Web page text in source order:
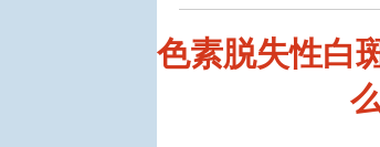
色素脱失性白